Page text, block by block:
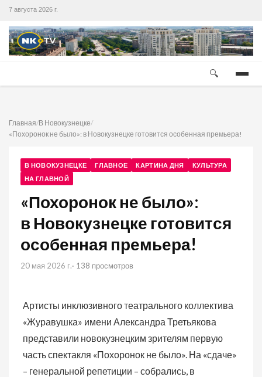
7 августа 2026 г.
🔍
Главная/В Новокузнецке/
«Похоронок не было»: в Новокузнецке готовится особенная премьера!
В НОВОКУЗНЕЦКЕ ГЛАВНОЕ КАРТИНА ДНЯ
КУЛЬТУРА
НА ГЛАВНОЙ
«Похоронок не было»:
в Новокузнецке готовится
особенная премьера!
20 мая 2026 г.· 138 просмотров
Артисты инклюзивного театрального коллектива
«Журавушка» имени Александра Третьякова
представили новокузнецким зрителям первую
часть спектакля «Похоронок не было». На «сдаче»
– генеральной репетиции – собрались, в